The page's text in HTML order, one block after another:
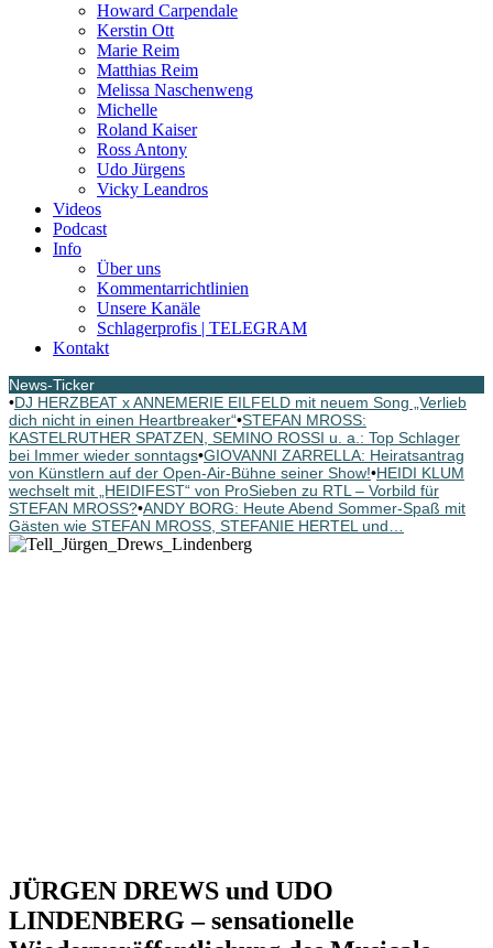
Howard Carpendale
Kerstin Ott
Marie Reim
Matthias Reim
Melissa Naschenweng
Michelle
Roland Kaiser
Ross Antony
Udo Jürgens
Vicky Leandros
Videos
Podcast
Info
Über uns
Kommentarrichtlinien
Unsere Kanäle
Schlagerprofis | TELEGRAM
Kontakt
News-Ticker
•DJ HERZBEAT x ANNEMERIE EILFELD mit neuem Song „Verlieb
dich nicht in einen Heartbreaker“•STEFAN MROSS:
KASTELRUTHER SPATZEN, SEMINO ROSSI u. a.: Top Schlager
bei Immer wieder sonntags•GIOVANNI ZARRELLA: Heiratsantrag
von Künstlern auf der Open-Air-Bühne seiner Show!•HEIDI KLUM
wechselt mit „HEIDIFEST“ von ProSieben zu RTL – Vorbild für
STEFAN MROSS?•ANDY BORG: Heute Abend Sommer-Spaß mit
Gästen wie STEFAN MROSS, STEFANIE HERTEL und…
JÜRGEN DREWS und UDO
LINDENBERG – sensationelle